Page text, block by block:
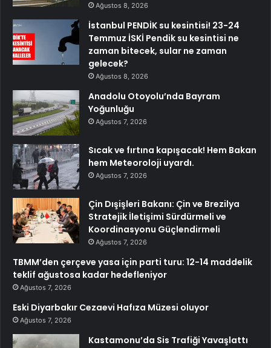
Ağustos 8, 2026
İstanbul PENDİK su kesintisi! 23-24
Temmuz İSKİ Pendik su kesintisi ne
zaman bitecek, sular ne zaman
gelecek?
Ağustos 8, 2026
Anadolu Otoyolu’nda Bayram
Yoğunluğu
Ağustos 7, 2026
Sıcak ve fırtına kapışacak! Hem Bakan
hem Meteoroloji uyardı.
Ağustos 7, 2026
Çin Dışişleri Bakanı: Çin ve Brezilya
Stratejik İletişimi Sürdürmeli ve
Koordinasyonu Güçlendirmeli
Ağustos 7, 2026
TBMM’den çerçeve yasa için parti turu: 12-14 maddelik
teklif ağustosa kadar hedefleniyor
Ağustos 7, 2026
Eski Diyarbakır Cezaevi Hafıza Müzesi oluyor
Ağustos 7, 2026
Kastamonu’da Sis Trafiği Yavaşlattı